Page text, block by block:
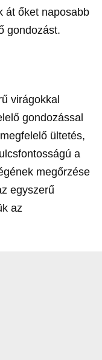
át őket naposabb
gondozást.
virágokkal
gondozással
ültetés,
a
megőrzése
egyszerű
az